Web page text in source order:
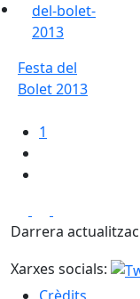
Festa del
Bolet 2013
1
Darrera
Xarxes socials: